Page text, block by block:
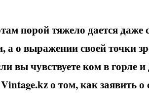
порой тяжело дается
а о выражении своей точки
вы чувствуете ком в горле
Vintage.kz о том, как заявить